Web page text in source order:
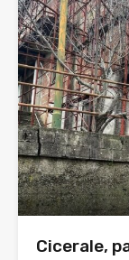
Cicerale,